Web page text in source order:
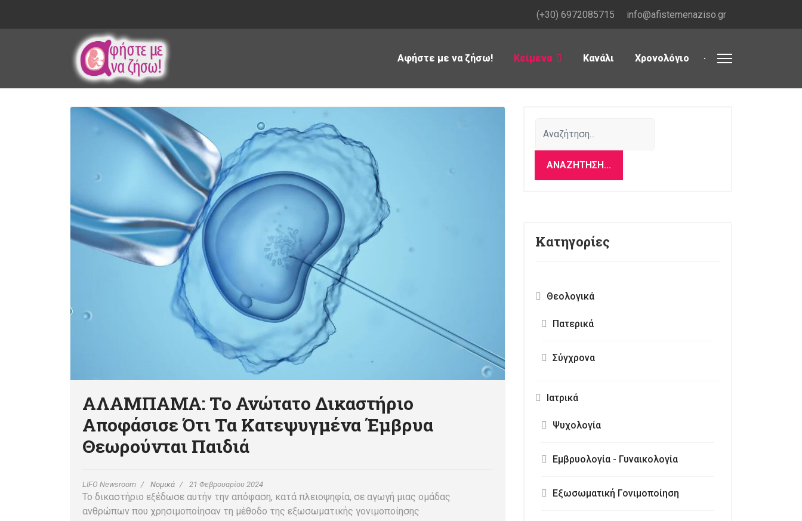
(+30) 6972085715 info@afistemenaziso.gr
Αφήστε με να ζήσω! Κείμενα Κανάλι Χρονολόγιο
ΑΛΑΜΠΑΜΑ: Το Ανώτατο Δικαστήριο
Αποφάσισε Ότι Τα Κατεψυγμένα Έμβρυα
Θεωρούνται Παιδιά
LIFO Newsroom Νομικά 21 Φεβρουαρίου 2024
Το δικαστήριο εξέδωσε αυτήν την απόφαση, κατά πλειοψηφία, σε αγωγή μιας ομάδας
ανθρώπων που χρησιμοποίησαν τη μέθοδο της εξωσωματικής γονιμοποίησης
ΑΝΑΖΉΤΗΣΗ...
Κατηγορίες
Θεολογικά
Πατερικά
Σύγχρονα
Ιατρικά
Ψυχολογία
Εμβρυολογία - Γυναικολογία
Εξωσωματική Γονιμοποίηση